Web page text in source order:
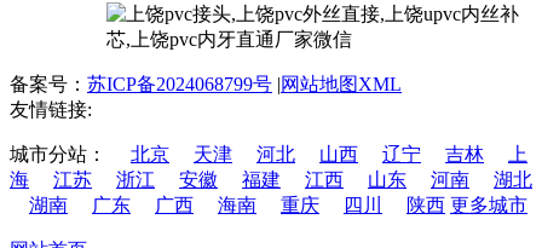
备案号： 苏ICP备2024068799号 |网站地图XML
友情链接:
城市分站： 北京 天津 河北 山西 辽宁 吉林
上
海
江苏 浙江 安徽 福建 江西 山东 河南
湖北
湖南
广东 广西 海南 重庆 四川 陕西 更多城市